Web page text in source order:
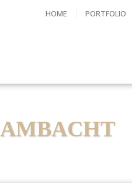
HOME PORTFOLIO